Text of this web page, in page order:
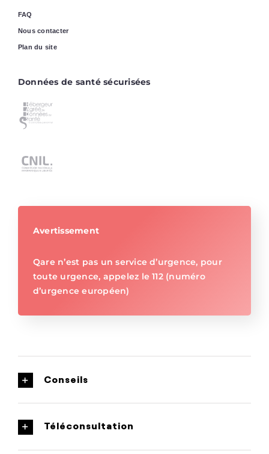
FAQ
Nous contacter
Plan du site
Données de santé sécurisées
Avertissement
Qare n’est pas un service d’urgence, pour
toute urgence, appelez le 112 (numéro
d’urgence européen)
Conseils
Téléconsultation